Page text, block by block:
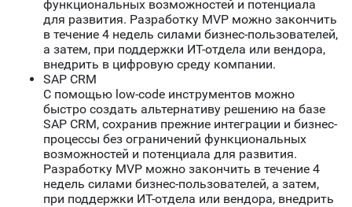
функциональных возможностей и потенциала
для развития. Разработку MVP можно закончить
в течение 4 недель силами бизнес-пользователей,
а затем, при поддержки ИТ-отдела или вендора,
внедрить в цифровую среду компании.
SAP CRM
С помощью low-code инструментов можно
быстро создать альтернативу решению на базе
SAP CRM, сохранив прежние интеграции и бизнес-
процессы без ограничений функциональных
возможностей и потенциала для развития.
Разработку MVP можно закончить в течение 4
недель силами бизнес-пользователей, а затем,
при поддержки ИТ-отдела или вендора, внедрить